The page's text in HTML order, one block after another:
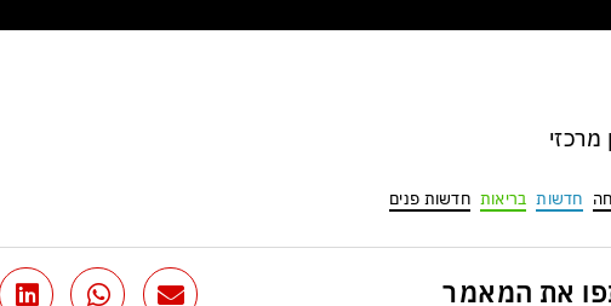
מרכזי
חדשות בריאות חדשות פנים
את המאמר